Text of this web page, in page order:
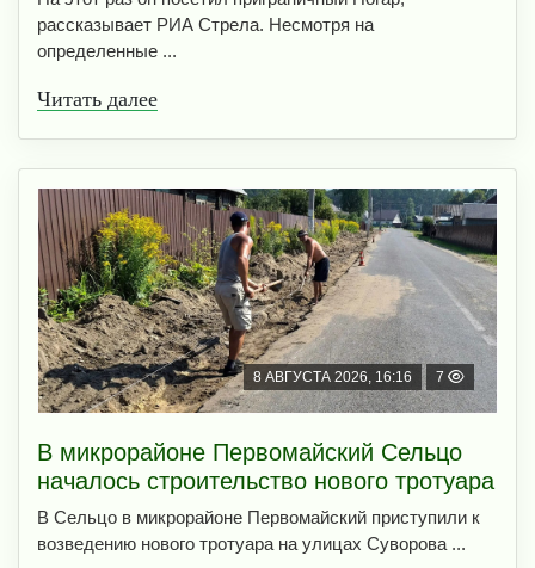
рассказывает РИА Стрела. Несмотря на
определенные ...
Читать далее
8 АВГУСТА 2026, 16:16 7
В микрорайоне Первомайский Сельцо
началось строительство нового тротуара
В Сельцо в микрорайоне Первомайский приступили к
возведению нового тротуара на улицах Суворова ...